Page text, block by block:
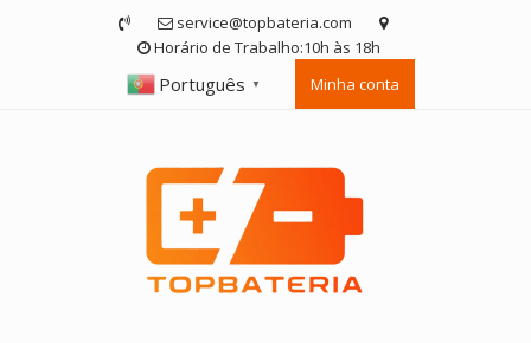
service@topbateria.com
Horário de Trabalho:10h às 18h
Português ▼ Minha conta